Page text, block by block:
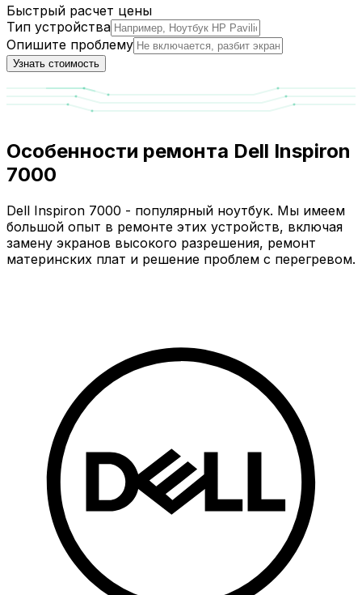
Быстрый расчет цены
Тип устройства
Опишите проблему
Узнать стоимость
Особенности ремонта Dell Inspiron
7000
Dell Inspiron 7000 - популярный ноутбук. Мы имеем
большой опыт в ремонте этих устройств, включая
замену экранов высокого разрешения, ремонт
материнских плат и решение проблем с перегревом.